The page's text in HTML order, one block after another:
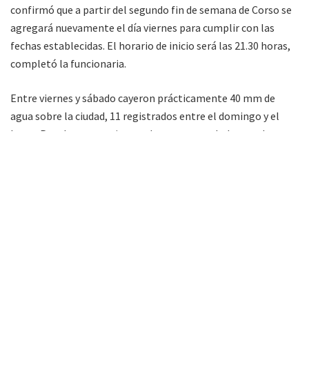
confirmó que a partir del segundo fin de semana de Corso se
agregará nuevamente el día viernes para cumplir con las
fechas establecidas. El horario de inicio será las 21.30 horas,
completó la funcionaria.
Entre viernes y sábado cayeron prácticamente 40 mm de
agua sobre la ciudad, 11 registrados entre el domingo y el
lunes. Para los comerciantes de puestos ambulantes, las